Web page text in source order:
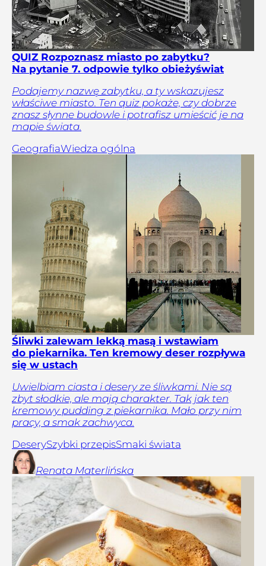
QUIZ Rozpoznasz miasto po zabytku?
Na pytanie 7. odpowie tylko obieżyświat
Podajemy nazwę zabytku, a ty wskazujesz
właściwe miasto. Ten quiz pokaże, czy dobrze
znasz słynne budowle i potrafisz umieścić je na
mapie świata.
GeografiaWiedza ogólna
Śliwki zalewam lekką masą i wstawiam
do piekarnika. Ten kremowy deser rozpływa
się w ustach
Uwielbiam ciasta i desery ze śliwkami. Nie są
zbyt słodkie, ale mają charakter. Tak jak ten
kremowy pudding z piekarnika. Mało przy nim
pracy, a smak zachwyca.
DeserySzybki przepisSmaki świata
Renata Materlińska